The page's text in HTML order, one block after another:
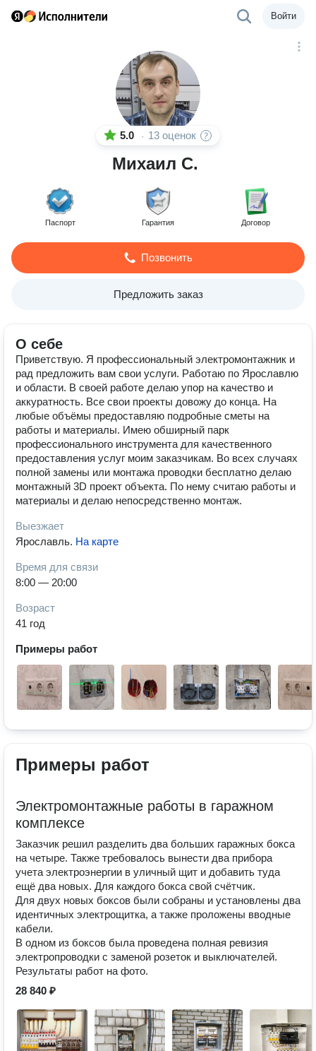
Войти
5.0 · 13 оценок
Михаил С.
Паспорт Гарантия Договор
Позвонить
Предложить заказ
О себе
Приветствую. Я профессиональный электромонтажник и
рад предложить вам свои услуги. Работаю по Ярославлю
и области. В своей работе делаю упор на качество и
аккуратность. Все свои проекты довожу до конца. На
любые объёмы предоставляю подробные сметы на
работы и материалы. Имею обширный парк
профессионального инструмента для качественного
предоставления услуг моим заказчикам. Во всех случаях
полной замены или монтажа проводки бесплатно делаю
монтажный 3D проект объекта. По нему считаю работы и
материалы и делаю непосредственно монтаж.
Выезжает
Ярославль. На карте
Время для связи
8:00 — 20:00
Возраст
41 год
Примеры работ
Примеры работ
Электромонтажные работы в гаражном
комплексе
Заказчик решил разделить два больших гаражных бокса
на четыре. Также требовалось вынести два прибора
учета электроэнергии в уличный щит и добавить туда
ещё два новых. Для каждого бокса свой счётчик.
Для двух новых боксов были собраны и установлены два
идентичных электрощитка, а также проложены вводные
кабели.
В одном из боксов была проведена полная ревизия
электропроводки с заменой розеток и выключателей.
Результаты работ на фото.
28 840 ₽